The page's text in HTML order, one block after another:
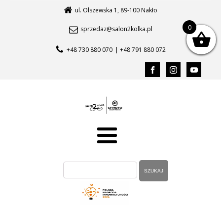
ul. Olszewska 1, 89-100 Nakło
sprzedaz@salon2kolka.pl
+48 730 880 070 | +48 791 880 072
0